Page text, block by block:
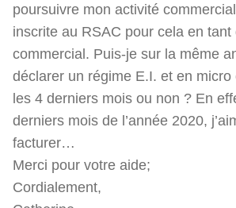
poursuivre mon activité
inscrite au RSAC pour cela en tant
commercial. Puis-je sur la même
déclarer un régime E.I. et en
les 4 derniers mois ou non ? En
derniers mois de l’année 2020,
facturer…
Merci pour votre aide;
Cordialement,